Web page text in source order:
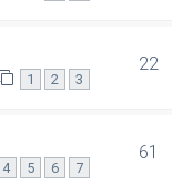
1 2 3
22
4 5 6 7
61